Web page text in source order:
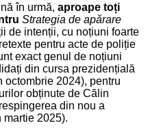
în urmă, aproape toți
Strategia de apărare
de intenții, cu noțiuni foarte
pentru acte de poliție
exact genul de noțiuni
din cursa prezidențială
2024), pentru
obținute de Călin
din nou a
2025).